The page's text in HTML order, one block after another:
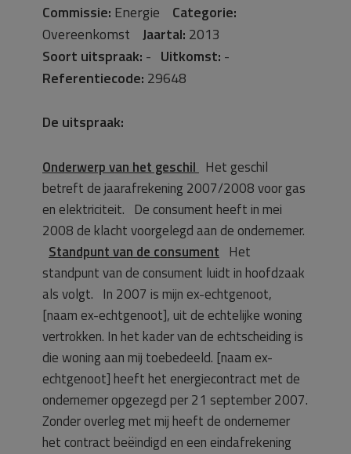
Commissie: Energie Categorie:
Overeenkomst Jaartal: 2013
Soort uitspraak: - Uitkomst: -
Referentiecode: 29648
De uitspraak:
Onderwerp van het geschil Het geschil
betreft de jaarafrekening 2007/2008 voor gas
en elektriciteit. De consument heeft in mei
2008 de klacht voorgelegd aan de ondernemer.
Standpunt van de consument Het
standpunt van de consument luidt in hoofdzaak
als volgt. In 2007 is mijn ex-echtgenoot,
[naam ex-echtgenoot], uit de echtelijke woning
vertrokken. In het kader van de echtscheiding is
die woning aan mij toebedeeld. [naam ex-
echtgenoot] heeft het energiecontract met de
ondernemer opgezegd per 21 september 2007.
Zonder overleg met mij heeft de ondernemer
het contract beëindigd en een eindafrekening